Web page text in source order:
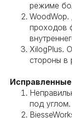
режиме
проходов
XilogPlus.
стороны в
под углом.